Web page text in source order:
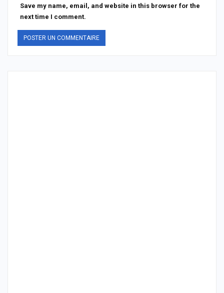
Save my name, email, and website in this browser for the
next time I comment.